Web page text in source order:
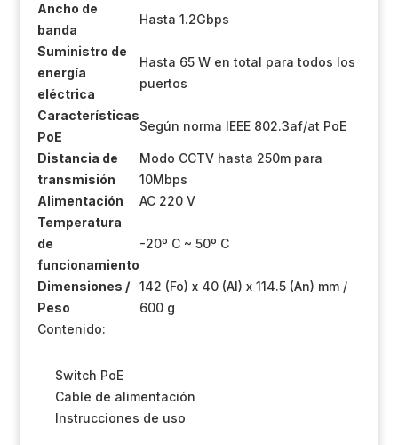
Ancho de
banda
Hasta 1.2Gbps
Suministro de
energía
eléctrica
Hasta 65 W en total para todos los
puertos
Características
PoE
Según norma IEEE 802.3af/at PoE
Distancia de
transmisión
Modo CCTV hasta 250m para
10Mbps
Alimentación
AC 220 V
Temperatura
de
funcionamiento
-20º C ~ 50º C
Dimensiones /
Peso
142 (Fo) x 40 (Al) x 114.5 (An) mm /
600 g
Contenido:
Switch PoE
Cable de alimentación
Instrucciones de uso